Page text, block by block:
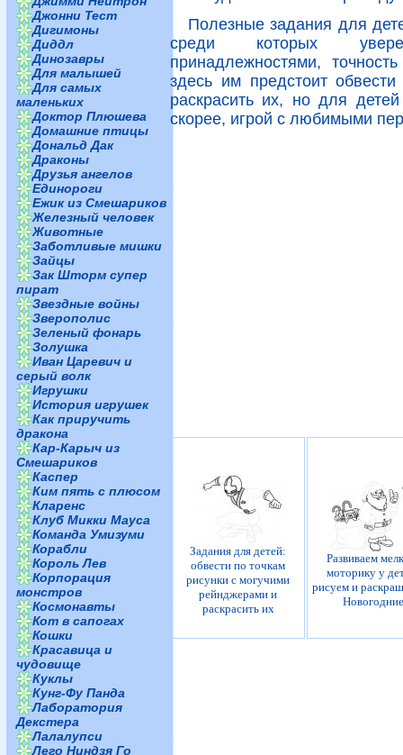
Джонни Тест
Дигимоны
Диддл
Динозавры
Для малышей
Для самых
маленьких
Доктор Плюшева
Домашние птицы
Дональд Дак
Драконы
Друзья ангелов
Единороги
Ежик из Смешариков
Железный человек
Животные
Заботливые мишки
Зайцы
Зак Шторм супер
пират
Звездные войны
Зверополис
Зеленый фонарь
Золушка
Иван Царевич и
серый волк
Игрушки
История игрушек
Как приручить
дракона
Кар-Карыч из
Смешариков
Каспер
Ким пять с плюсом
Кларенс
Клуб Микки Мауса
Команда Умизуми
Корабли
Король Лев
Корпорация
монстров
Космонавты
Кот в сапогах
Кошки
Красавица и
чудовище
Куклы
Кунг-Фу Панда
Лаборатория
Декстера
Лалалупси
Лего Ниндзя Го
Полезные задания для
среди которых
принадлежностями,
здесь им предстоит
раскрасить их, но для
скорее, игрой с любимыми
Задания для детей:
обвести по точкам
рисунки с могучими
рейнджерами и
раскрасить их
Развиваем
моторику у
рисуем и
Новогодние